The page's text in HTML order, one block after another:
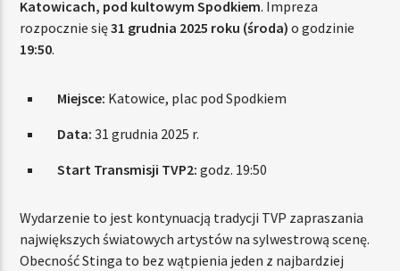
Katowicach, pod kultowym Spodkiem. Impreza
rozpocznie się31 grudnia 2025 roku (środa) o godzinie
19:50.
Miejsce: Katowice, plac pod Spodkiem
Data: 31 grudnia 2025 r.
Start Transmisji TVP2: godz. 19:50
Wydarzenie to jest kontynuacją tradycji TVP zapraszania
największych światowych artystów na sylwestrową scenę.
Obecność Stinga to bez wątpienia jeden z najbardziej